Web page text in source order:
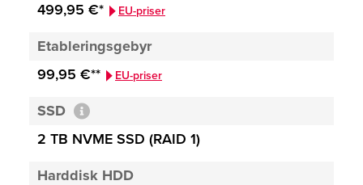
499,95 €*
EU-priser
Etableringsgebyr
99,95 €**
EU-priser
SSD
2 TB NVME SSD (RAID 1)
Harddisk HDD